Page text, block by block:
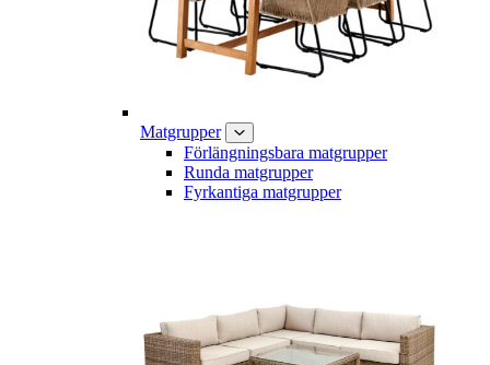
Matgrupper
Förlängningsbara matgrupper
Runda matgrupper
Fyrkantiga matgrupper